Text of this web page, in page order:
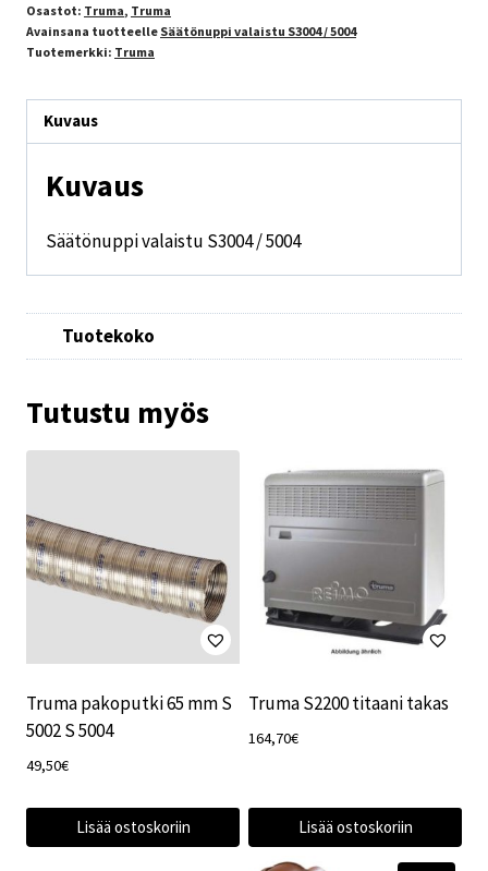
Osastot: Truma, Truma
Avainsana tuotteelle Säätönuppi valaistu S3004 / 5004
Tuotemerkki: Truma
Kuvaus
Kuvaus
Säätönuppi valaistu S3004 / 5004
Tuotekoko
Tutustu myös
Truma pakoputki 65 mm S
5002 S 5004
49,50€
Lisää ostoskoriin
Truma S2200 titaani takas
164,70€
Lisää ostoskoriin